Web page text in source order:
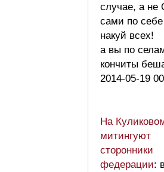
случае, а не
сами по
накуй всех!
а вы по
кончиты
2014-05-19
На
митингуют
сторонники
федерации: